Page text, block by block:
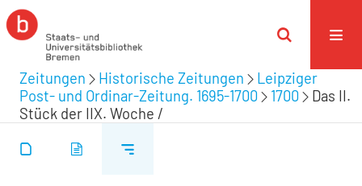
Zeitungen Historische Zeitungen
Leipziger
Post- und Ordinar-Zeitung. 1695-1700
1700
Das II.
Stück der IIX. Woche /